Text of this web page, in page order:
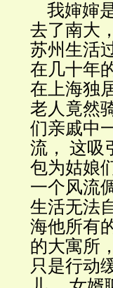
我婶婶
去了南大
苏州生活
在几十年
在上海独
老人竟然
们亲戚中
流， 这吸
包为姑娘
一个风流
生活无法
海他所有
的大寓所
只是行动